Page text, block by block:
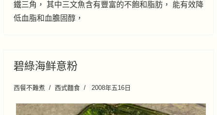
鐵三角， 其中三文魚含有豐富的不飽和脂肪， 能有效降
低血脂和血膽固醇，
碧綠海鲜意粉
西餐不難煮 西式麵食 2008年五16日